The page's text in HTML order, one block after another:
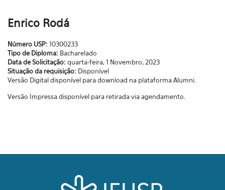
Enrico Rodá
Número USP: 10300233
Tipo de Diploma: Bacharelado
Data de Solicitação: quarta-feira, 1 Novembro, 2023
Situação da requisição: Disponível
Versão Digital disponível para download na plataforma Alumni.
Versão Impressa disponível para retirada via agendamento.